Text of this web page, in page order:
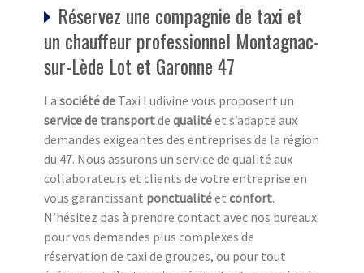
Réservez une compagnie de taxi et
un chauffeur professionnel Montagnac-
sur-Lède Lot et Garonne 47
La société de Taxi Ludivine vous proposent un
service de transportde qualitéet s’adapte aux
demandes exigeantes des entreprises de la région
du 47. Nous assurons un service de qualité aux
collaborateurs et clients de votre entreprise en
vous garantissant ponctualitéet confort.
N’hésitez pas à prendre contact avec nos bureaux
pour vos demandes plus complexes de
réservation de taxi de groupes, ou pour tout